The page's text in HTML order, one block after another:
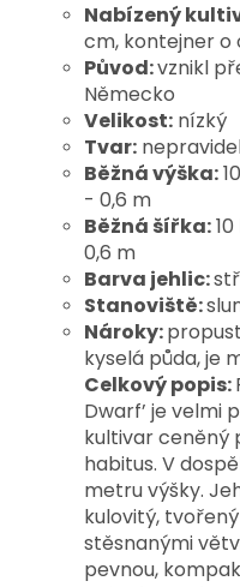
Nabízený
cm, kontejner o
Původ:vznikl
Německo
Velikost: nízký
Tvar:
Běžná výška:
- 0,6 m
Běžná šířka:
0,6 m
Barva jehlic:
Stanoviště:
Nároky:
kyselá půda, je
Celkový popis:
Dwarf’ je velmi
kultivar ceněný
habitus. V
metru výšky.
kulovitý,
stěsnanými
pevnou,